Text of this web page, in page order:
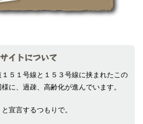
イトについて
５１号線と１５３号線に挟まれたこの
に、過疎、高齢化が進んでいます。
宣言するつもりで。